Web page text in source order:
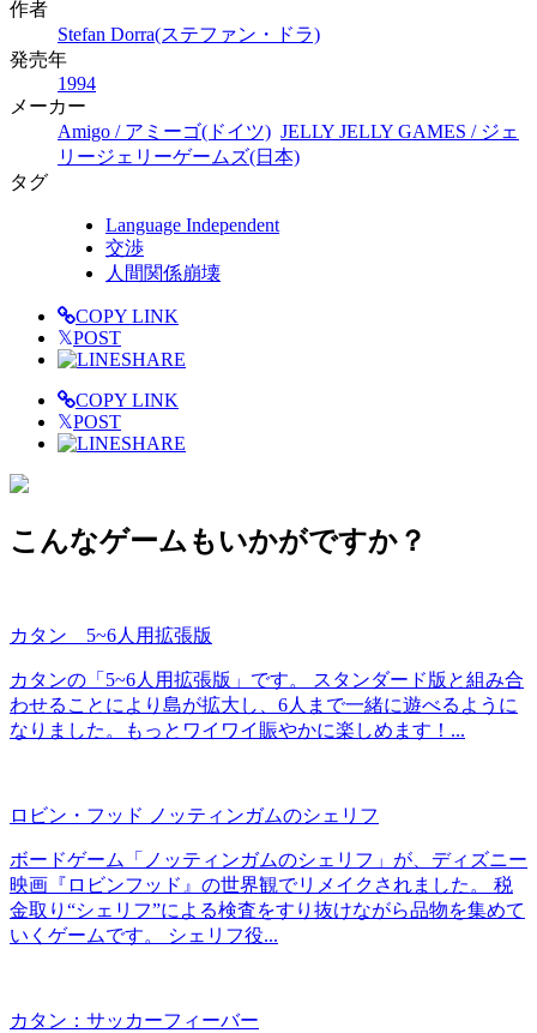
作者
Stefan Dorra(ステファン・ドラ)
発売年
1994
メーカー
Amigo / アミーゴ(ドイツ) JELLY JELLY GAMES / ジェ
リージェリーゲームズ(日本)
タグ
Language Independent
交渉
人間関係崩壊
COPY LINK
𝕏POST
SHARE
COPY LINK
𝕏POST
SHARE
こんなゲームもいかがですか？
カタン 5~6人用拡張版
カタンの「5~6人用拡張版」です。 スタンダード版と組み合
わせることにより島が拡大し、6人まで一緒に遊べるように
なりました。もっとワイワイ賑やかに楽しめます！...
ロビン・フッド ノッティンガムのシェリフ
ボードゲーム「ノッティンガムのシェリフ」が、ディズニー
映画『ロビンフッド』の世界観でリメイクされました。 税
金取り“シェリフ”による検査をすり抜けながら品物を集めて
いくゲームです。 シェリフ役...
カタン：サッカーフィーバー